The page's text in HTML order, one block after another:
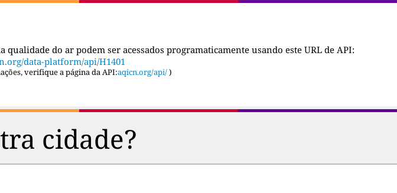
do ar podem ser acessados programaticamente usando este URL de API:
data-platform/api/H1401
verifique a página da API:aqicn.org/api/)
cidade?